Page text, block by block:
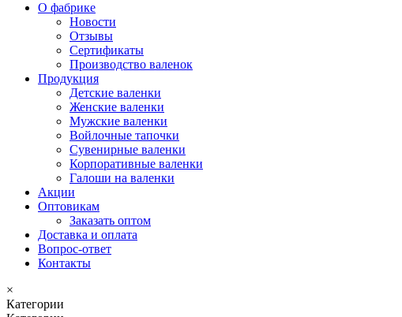
О фабрике
Новости
Отзывы
Сертификаты
Производство валенок
Продукция
Детские валенки
Женские валенки
Мужские валенки
Войлочные тапочки
Сувенирные валенки
Корпоративные валенки
Галоши на валенки
Акции
Оптовикам
Заказать оптом
Доставка и оплата
Вопрос-ответ
Контакты
×
Категории